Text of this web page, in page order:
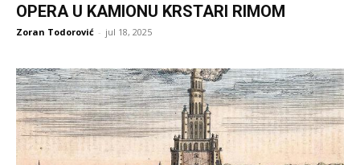
OPERA U KAMIONU KRSTARI RIMOM
Zoran Todorović - jul 18, 2025